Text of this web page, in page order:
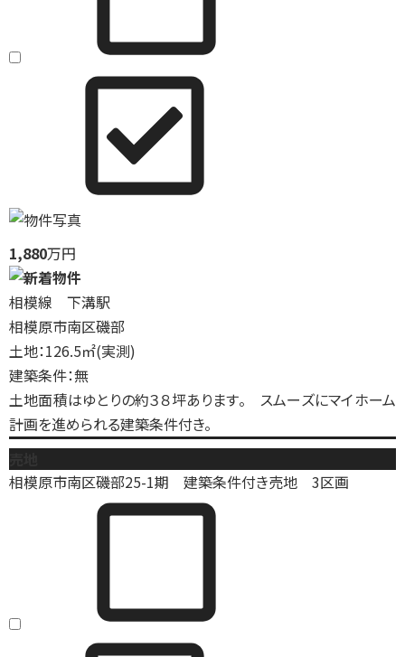
1,880万円
相模線 下溝駅
相模原市南区磯部
土地：126.5㎡(実測)
建築条件：無
土地面積はゆとりの約３８坪あります。 スムーズにマイホーム
計画を進められる建築条件付き。
相模原市南区磯部25-1期 建築条件付き売地 3区画